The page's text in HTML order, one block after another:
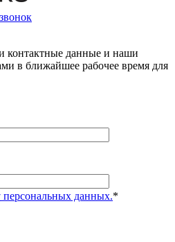
контактные данные и наши
в ближайшее рабочее время для
персональных данных.*